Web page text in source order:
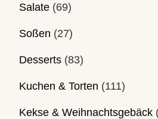
Salate (69)
Soßen (27)
Desserts (83)
Kuchen & Torten (111)
Kekse & Weihnachtsgebäck